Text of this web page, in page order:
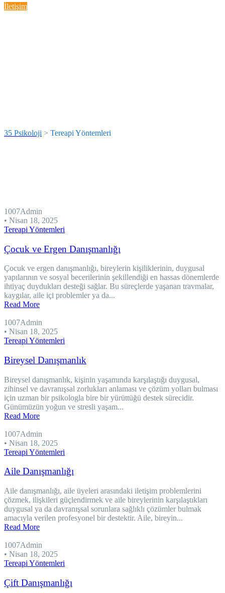
İletişim
35 Psikoloji > Tereapi Yöntemleri
1007Admin
• Nisan 18, 2025
Tereapi Yöntemleri
Çocuk ve Ergen Danışmanlığı
Çocuk ve ergen danışmanlığı, bireylerin kişiliklerinin, duygusal
yapılarının ve sosyal becerilerinin şekillendiği en hassas dönemlerde
ihtiyaç duydukları desteği sağlar. Bu süreçlerde yaşanan travmalar,
kaygılar, aile içi problemler ya da...
Read More
1007Admin
• Nisan 18, 2025
Tereapi Yöntemleri
Bireysel Danışmanlık
Bireysel danışmanlık, kişinin yaşamında karşılaştığı duygusal,
zihinsel ve davranışsal zorlukları anlaması ve çözüm yolları bulması
için uzman bir psikologla bire bir yürüttüğü destek sürecidir.
Günümüzün yoğun ve stresli yaşam...
Read More
1007Admin
• Nisan 18, 2025
Tereapi Yöntemleri
Aile Danışmanlığı
Aile danışmanlığı, aile üyeleri arasındaki iletişim problemlerini
çözmek, ilişkileri güçlendirmek ve aile bireylerinin karşılaştıkları
duygusal ya da davranışsal sorunlara sağlıklı çözümler bulmak
amacıyla verilen profesyonel bir destektir. Aile, bireyin...
Read More
1007Admin
• Nisan 18, 2025
Tereapi Yöntemleri
Çift Danışmanlığı